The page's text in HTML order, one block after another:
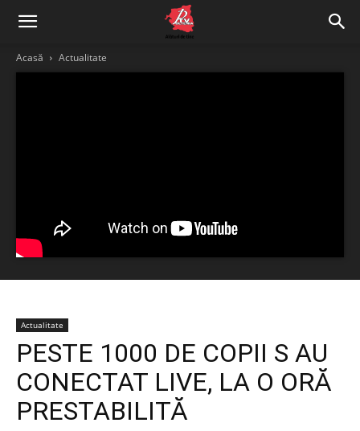
Acasă Actualitate
Actualitate
PESTE 1000 DE COPII S AU
CONECTAT LIVE, LA O ORĂ
PRESTABILITĂ